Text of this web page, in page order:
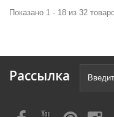
Показано 1 - 18 из 32
Рассылка